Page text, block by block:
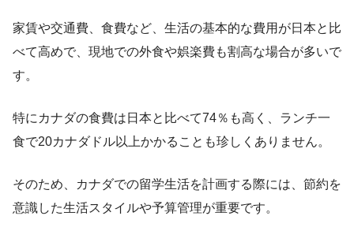
家賃や交通費、食費など、生活の基本的な費用が日本と比
べて高めで、現地での外食や娯楽費も割高な場合が多いで
す。
特にカナダの食費は日本と比べて74％も高く、ランチ一
食で20カナダドル以上かかることも珍しくありません。
そのため、カナダでの留学生活を計画する際には、節約を
意識した生活スタイルや予算管理が重要です。